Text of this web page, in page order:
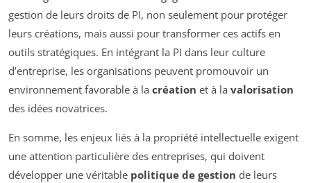
gestion de leurs droits de PI, non seulement pour protéger
leurs créations, mais aussi pour transformer ces actifs en
outils stratégiques. En intégrant la PI dans leur culture
d’entreprise, les organisations peuvent promouvoir un
environnement favorable à la création et à la valorisation
des idées novatrices.
En somme, les enjeux liés à la propriété intellectuelle exigent
une attention particulière des entreprises, qui doivent
développer une véritable politique de gestion de leurs